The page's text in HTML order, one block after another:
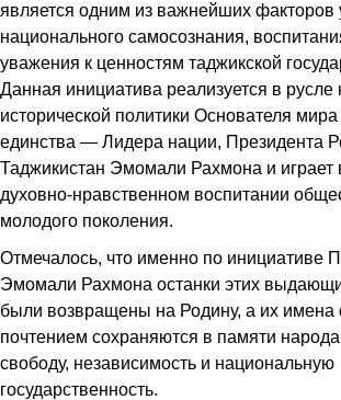
является одним из важнейших факторов
национального самосознания,
уважения к ценностям таджикской
Данная инициатива реализуется в русле
исторической политики Основателя
единства — Лидера нации, Президента
Таджикистан Эмомали Рахмона и играет
духовно-нравственном воспитании
молодого поколения.
Отмечалось, что именно по инициативе
Эмомали Рахмона останки этих
были возвращены на Родину, а их имена
почтением сохраняются в памяти народа
свободу, независимость и национальную
государственность.